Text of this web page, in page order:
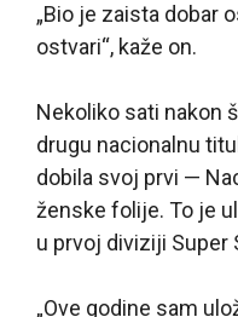
„Bio je zaista dobar
ostvari“, kaže on.
Nekoliko sati nakon
drugu nacionalnu
dobila svoj prvi —
ženske folije. To je
u prvoj diviziji Super
„Ove godine sam